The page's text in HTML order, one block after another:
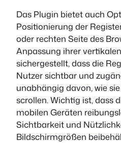
Das Plugin bietet auch
Positionierung der
oder rechten Seite des
Anpassung ihrer
sichergestellt, dass die
Nutzer sichtbar und
unabhängig davon, wie
scrollen. Wichtig ist, dass
mobilen Geräten
Sichtbarkeit und
Bildschirmgrößen